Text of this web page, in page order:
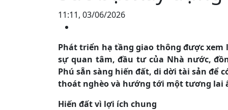
11:11, 03/06/2026
Phát triển hạ tầng giao thông được xem
sự quan tâm, đầu tư của Nhà nước,
Phú sẵn sàng hiến đất, di dời tài sản để
thoát nghèo và hướng tới một tương lai
Hiến đất vì lợi ích chung